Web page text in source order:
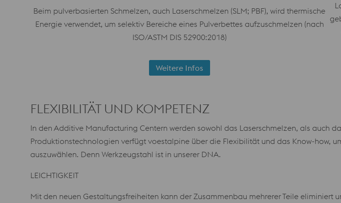
Beim pulverbasierten Schmelzen, auch Laserschmelzen (SLM; PBF), wird thermische
Energie verwendet, um selektiv Bereiche eines Pulverbettes aufzuschmelzen (nach
ISO/ASTM DIS 52900:2018)
Weitere Infos
FLEXIBILITÄT UND KOMPETENZ
In den Additive Manufacturing Centern werden sowohl das Laserschmelzen, als auch
Produktionstechnologien verfügt voestalpine über die Flexibilität und das Know-how,
auszuwählen. Denn Werkzeugstahl ist in unserer DNA.
LEICHTIGKEIT
Mit den neuen Gestaltungsfreiheiten kann der Zusammenbau mehrerer Teile